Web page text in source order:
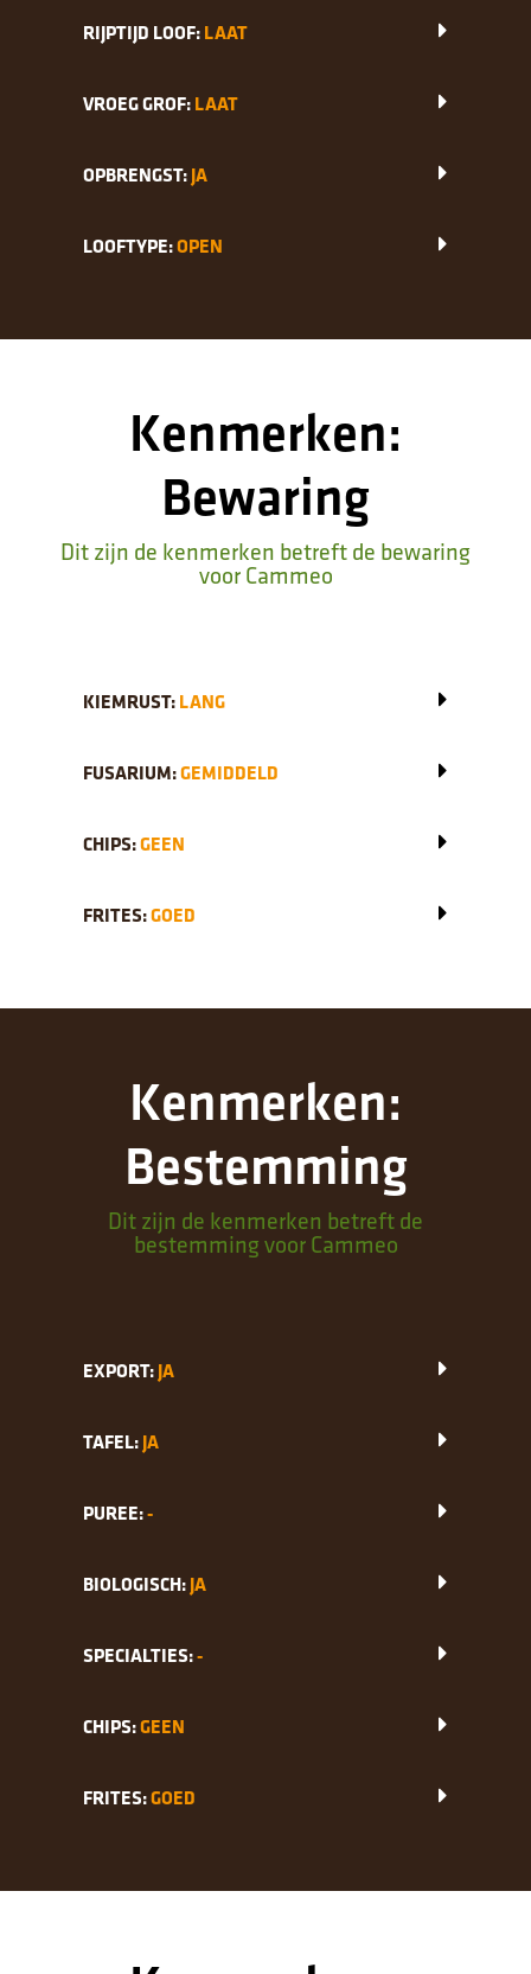
RIJPTIJD LOOF:LAAT
VROEG GROF:LAAT
OPBRENGST:JA
LOOFTYPE:OPEN
Kenmerken:
Bewaring
Dit zijn de kenmerken betreft de bewaring
voor Cammeo
KIEMRUST:LANG
FUSARIUM:GEMIDDELD
CHIPS:GEEN
FRITES:GOED
Kenmerken:
Bestemming
Dit zijn de kenmerken betreft de
bestemming voor Cammeo
EXPORT:JA
TAFEL:JA
PUREE:-
BIOLOGISCH:JA
SPECIALTIES:-
CHIPS:GEEN
FRITES:GOED